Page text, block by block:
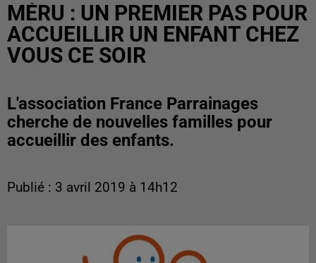
MÉRU : UN PREMIER PAS POUR
ACCUEILLIR UN ENFANT CHEZ
VOUS CE SOIR
L'association France Parrainages
cherche de nouvelles familles pour
accueillir des enfants.
Publié : 3 avril 2019 à 14h12